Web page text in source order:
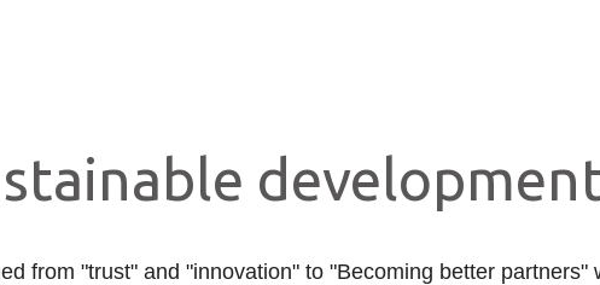
from "trust" and "innovation" to "Becoming better partners"